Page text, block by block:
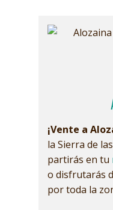
¡Vente a
la Sierra de
partirás en tu
o disfrutarás
por toda la